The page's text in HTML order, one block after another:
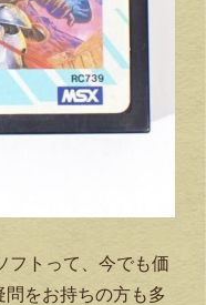
フトって、今でも価
をお持ちの方も多